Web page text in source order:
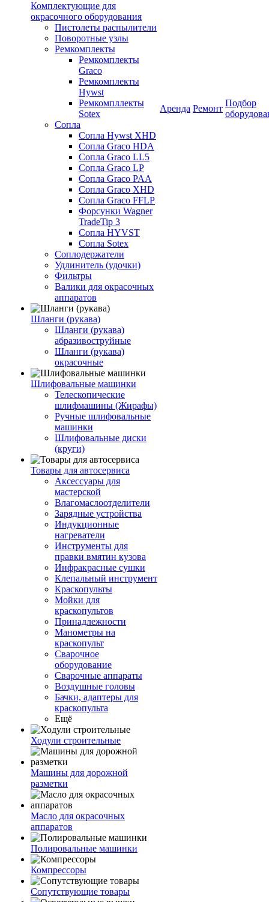
Комплектующие для
окрасочного оборудования
Пистолеты распылители
Поворотные узлы
Ремкомплекты
Ремкомплекты
Graco
Ремкомплекты
Hywst
Ремкомпллекты
Sotex
Сопла
Сопла Hywst XHD
Сопла Graco HDA
Сопла Graco LL5
Сопла Graco LP
Сопла Graco PAA
Сопла Graco XHD
Сопла Graco FFLP
Форсунки Wagner
TradeTip 3
Сопла HYVST
Сопла Sotex
Соплодержатели
Удлинитель (удочки)
Фильтры
Валики для окрасочных
аппаратов
Шланги (рукава)
Шланги (рукава)
абразивоструйные
Шланги (рукава)
окрасочные
Шлифовальные машинки
Телескопические
шлифмашины (Жирафы)
Ручные шлифовальные
машинки
Шлифовальные диски
(круги)
Товары для автосервиса
Аксессуары для
мастерской
Влагомаслоотделители
Зарядные устройства
Индукционные
нагреватели
Инструменты для
правки вмятин кузова
Инфракрасные сушки
Клепальный инструмент
Краскопульты
Мойки для
краскопультов
Принадлежности
Манометры на
краскопульт
Сварочное
оборудование
Сварочные аппараты
Воздушные головы
Бачки, адаптеры для
краскопульта
Ещё
Ходули строительные
Машины для дорожной
разметки
Масло для окрасочных
аппаратов
Полировальные машинки
Компрессоры
Сопутствующие товары
Аренда Ремонт
Подбор